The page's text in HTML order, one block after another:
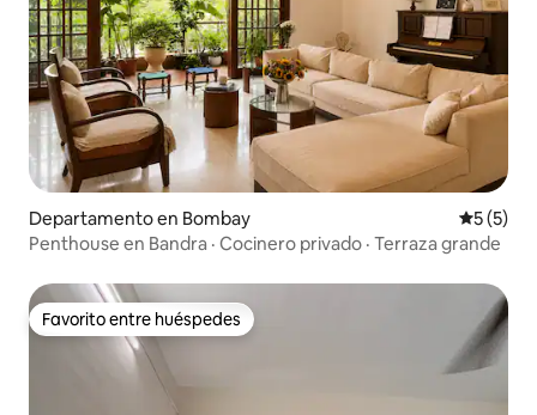
Departamento en Bombay
5 (5)
Penthouse en Bandra · Cocinero privado · Terraza grande
Favorito entre huéspedes
Favorito entre huéspedes